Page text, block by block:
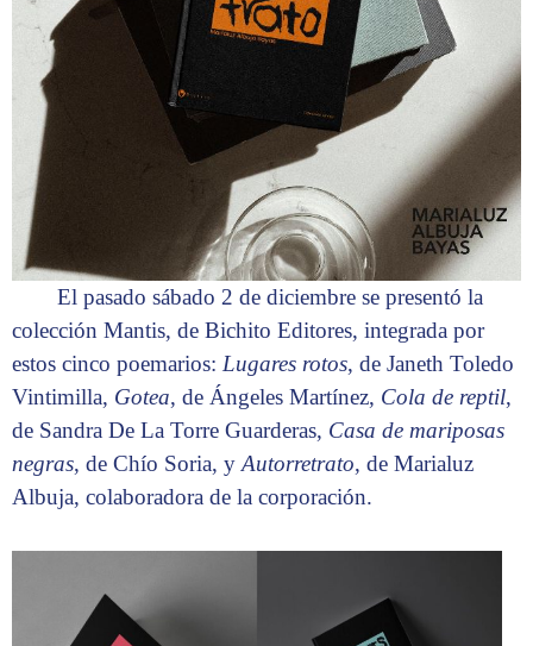
El pasado sábado 2 de diciembre se presentó la
colección Mantis, de Bichito Editores, integrada por
estos cinco poemarios: Lugares rotos, de Janeth Toledo
Vintimilla, Gotea, de Ángeles Martínez, Cola de reptil,
de Sandra De La Torre Guarderas, Casa de mariposas
negras, de Chío Soria, y Autorretrato, de Marialuz
Albuja, colaboradora de la corporación.